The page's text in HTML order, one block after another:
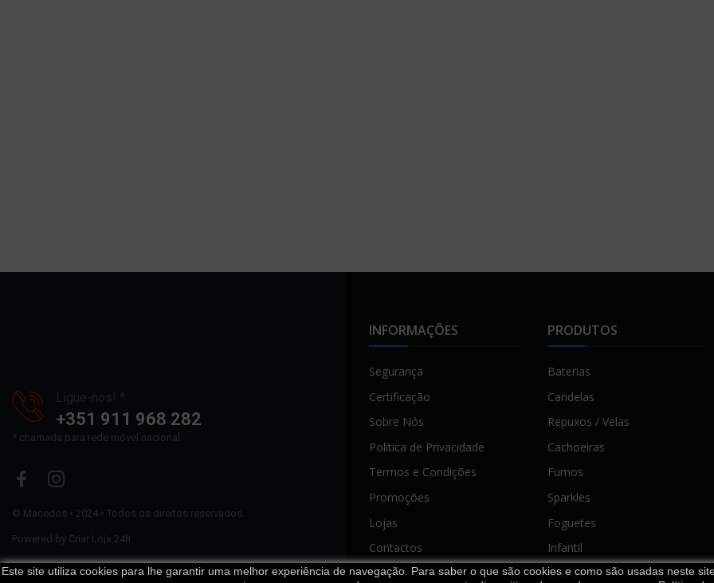
Este site utiliza cookies para lhe garantir uma melhor experiência de navegação. Para saber o que são cookies e como são usadas neste
Ligue-nos! *
+351 911 968 282
* chamada para rede móvel nacional
© Macedos • 2024 • Todos os direitos reservados.
Powered by Criar Loja 24h
INFORMAÇÕES
Segurança
Certificação
Sobre Nós
Política de Privacidade
Termos e Condições
Promoções
Lojas
Contactos
PRODUTOS
Baterias
Candelas
Repuxos / Velas
Cachoeiras
Fumos
Sparkles
Foguetes
Infantil
Outros